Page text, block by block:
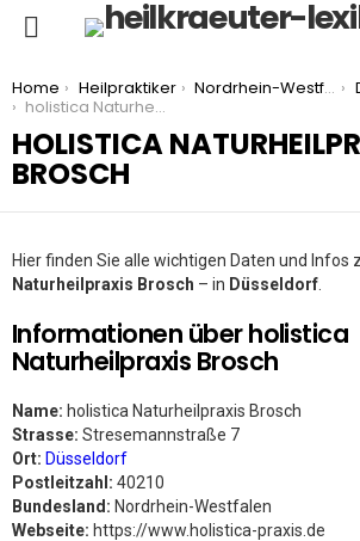
You are here:
Home Heilpraktiker Nordrhein-Westfalen
holistica Naturheilpraxis Brosch
HOLISTICA
BROSCH
Hier finden Sie alle wichtigen Daten und Infos
Naturheilpraxis Brosch – in Düsseldorf
Informationen über holistica
Naturheilpraxis Brosch
Name: holistica Naturheilpraxis Brosch
Strasse: Stresemannstraße 7
Ort: Düsseldorf
Postleitzahl: 40210
Bundesland: Nordrhein-Westfalen
Webseite: https://www.holistica-praxis.de